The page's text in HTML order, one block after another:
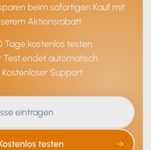
beim sofortigen Kauf mit
Aktionsrabatt.
Tage kostenlos testen.
Test endet automatisch.
Kostenloser Support.
testen